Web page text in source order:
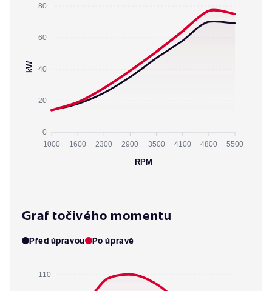
80
60
40
20
0
kW
1000 1600 2300 2900 3500 4100 4800 5500
RPM
Graf točivého momentu
Před úpravou Po úpravě
110